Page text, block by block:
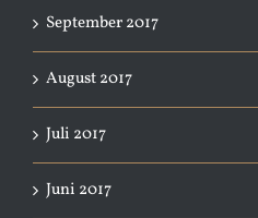
September 2017
August 2017
Juli 2017
Juni 2017